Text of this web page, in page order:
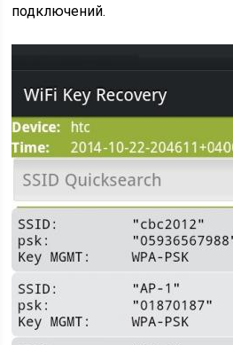
подключений.